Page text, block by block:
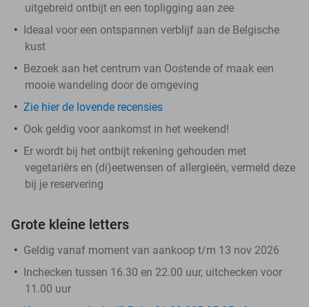
uitgebreid ontbijt en een topligging aan zee
Ideaal voor een ontspannen verblijf aan de Belgische
kust
Bezoek aan het centrum van Oostende of maak een
mooie wandeling door de omgeving
Zie hier de lovende recensies
Ook geldig voor aankomst in het weekend!
Er wordt bij het ontbijt rekening gehouden met
vegetariërs en (di)eetwensen of allergieën, vermeld deze
bij je reservering
Grote kleine letters
Geldig vanaf moment van aankoop t/m 13 nov 2026
Inchecken tussen 16.30 en 22.00 uur, uitchecken voor
11.00 uur